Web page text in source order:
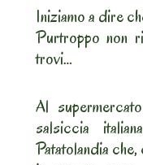
Iniziamo a dire
Purtroppo non
trovi…
Al
salsiccia
Patatolandia